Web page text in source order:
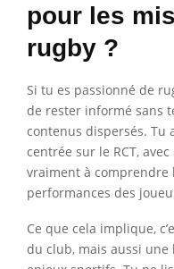
pour les
rugby ?
Si tu es passionné de
de rester informé sans
contenus dispersés. Tu
centrée sur le RCT,
vraiment à comprendre
performances des
Ce que cela implique,
du club, mais aussi